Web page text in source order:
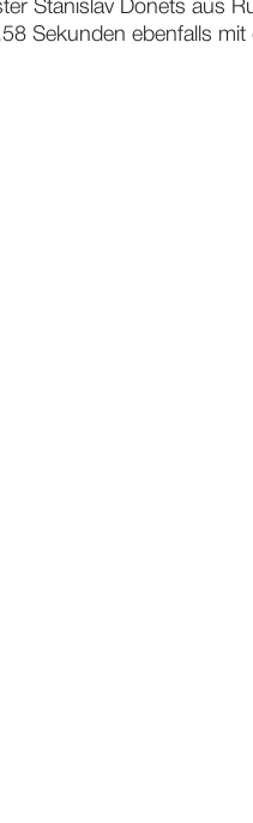
Stanislav Donets aus
Sekunden ebenfalls